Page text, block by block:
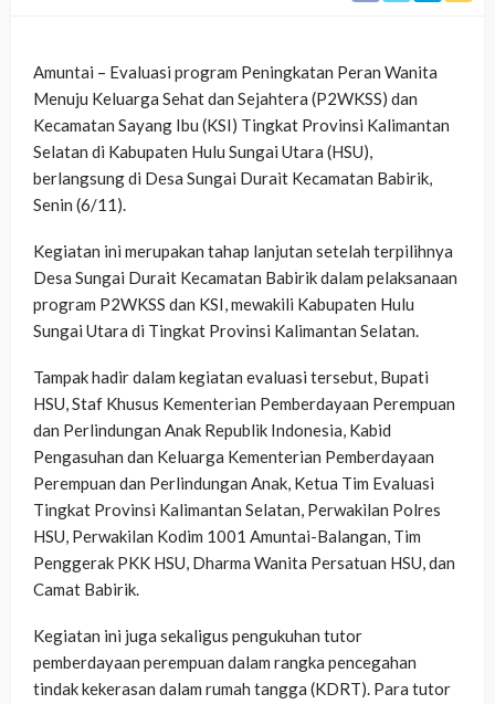
Amuntai – Evaluasi program Peningkatan Peran Wanita
Menuju Keluarga Sehat dan Sejahtera (P2WKSS) dan
Kecamatan Sayang Ibu (KSI) Tingkat Provinsi Kalimantan
Selatan di Kabupaten Hulu Sungai Utara (HSU),
berlangsung di Desa Sungai Durait Kecamatan Babirik,
Senin (6/11).
Kegiatan ini merupakan tahap lanjutan setelah terpilihnya
Desa Sungai Durait Kecamatan Babirik dalam pelaksanaan
program P2WKSS dan KSI, mewakili Kabupaten Hulu
Sungai Utara di Tingkat Provinsi Kalimantan Selatan.
Tampak hadir dalam kegiatan evaluasi tersebut, Bupati
HSU, Staf Khusus Kementerian Pemberdayaan Perempuan
dan Perlindungan Anak Republik Indonesia, Kabid
Pengasuhan dan Keluarga Kementerian Pemberdayaan
Perempuan dan Perlindungan Anak, Ketua Tim Evaluasi
Tingkat Provinsi Kalimantan Selatan, Perwakilan Polres
HSU, Perwakilan Kodim 1001 Amuntai-Balangan, Tim
Penggerak PKK HSU, Dharma Wanita Persatuan HSU, dan
Camat Babirik.
Kegiatan ini juga sekaligus pengukuhan tutor
pemberdayaan perempuan dalam rangka pencegahan
tindak kekerasan dalam rumah tangga (KDRT). Para tutor